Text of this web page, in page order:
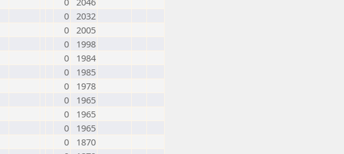
0 2032
0 2005
0
1998
0
1984
0
1985
0
1978
0
1965
0
1965
0
1965
0
1870